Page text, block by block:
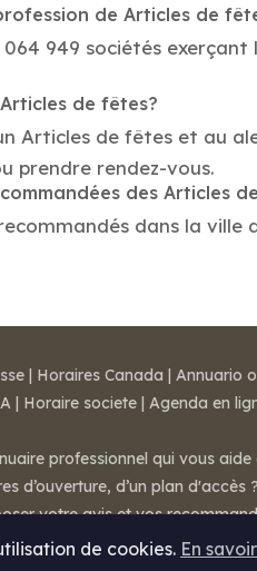
de Articles de
949 sociétés
de fêtes?
Articles de fêtes et au
prendre rendez-vous.
des Articles
dans la
de cookies. En
| Horaires Canada | Annuario
| Horaire societe | Agenda en
professionnel qui vous
d’ouverture, d’un plan
votre avis et vos